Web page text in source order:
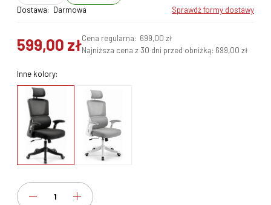
Dostawa: Darmowa sprawdź formy dostawy
599,00 złCena regularna: 699,00 zł
Najniższa cena z 30 dni przed obniżką: 699,00 zł
Inne kolory: